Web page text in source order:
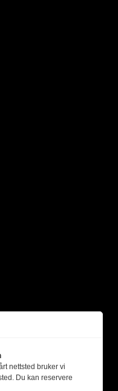
nettsted bruker vi
Du kan reservere